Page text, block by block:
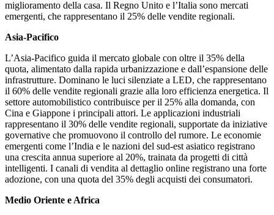
miglioramento della casa. Il Regno Unito e l’Italia sono mercati
emergenti, che rappresentano il 25% delle vendite regionali.
Asia-Pacifico
L’Asia-Pacifico guida il mercato globale con oltre il 35% della
quota, alimentato dalla rapida urbanizzazione e dall’espansione delle
infrastrutture. Dominano le luci silenziate a LED, che rappresentano
il 60% delle vendite regionali grazie alla loro efficienza energetica. Il
settore automobilistico contribuisce per il 25% alla domanda, con
Cina e Giappone i principali attori. Le applicazioni industriali
rappresentano il 30% delle vendite regionali, supportate da iniziative
governative che promuovono il controllo del rumore. Le economie
emergenti come l’India e le nazioni del sud-est asiatico registrano
una crescita annua superiore al 20%, trainata da progetti di città
intelligenti. I canali di vendita al dettaglio online registrano una forte
adozione, con una quota del 35% degli acquisti dei consumatori.
Medio Oriente e Africa